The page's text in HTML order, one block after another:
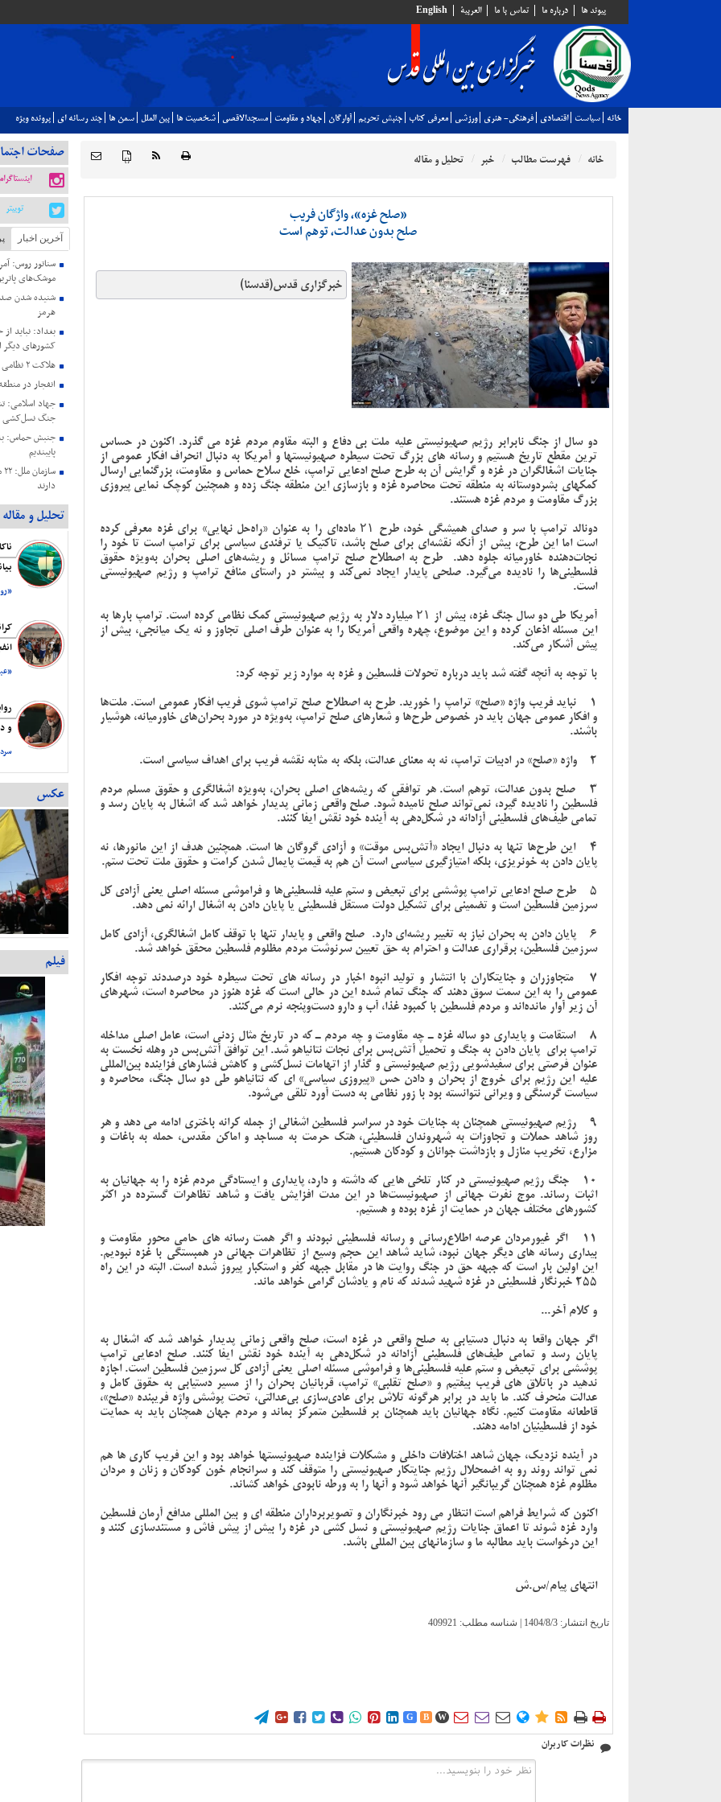
پيوند ها درباره ما تماس با ما العربية English
خانه سياست اقتصادي فرهنگي- هنري ورزشي معرفي كتاب جنبش تحريم آوارگان جهاد و مقاومت مسجدالاقصي شخصيت ها بين الملل سمن ها چند رسانه اي پرونده ويژه
{ } خانه فهرست مطالب خبر تحلیل و مقاله
«صلح غزه»، واژگان فریب
صلح بدون عدالت، توهم است
خبرگزاری قدس(قدسنا)
دو سال از جنگ نابرابر رژیم صهیونیستی علیه ملت بی دفاع و البته مقاوم مردم غزه می گذرد. اکنون در حساس
ترین مقطع تاریخ هستیم و رسانه های بزرگ تحت سیطره صهیونیستها و آمریکا به دنبال انحراف افکار عمومی از
جنایات اشغالگران در غزه و گرایش آن به طرح صلح ادعایی ترامپ، خلع سلاح حماس و مقاومت، بزرگنمایی ارسال
کمکهای بشردوستانه به منطقه تحت محاصره غزه و بازسازی این منطقه جنگ زده و همچنین کوچک نمایی پیروزی
بزرگ مقاومت و مردم غزه هستند.
دونالد ترامپ با سر و صدای همیشگی خود، طرح ۲۱ ماده‌ای را به عنوان «راه‌حل نهایی» برای غزه معرفی کرده
است اما این طرح، بیش از آنکه نقشه‌ای برای صلح باشد، تاکتیک یا ترفندی سیاسی برای ترامپ است تا خود را
نجات‌دهنده خاورمیانه جلوه دهد. طرح به اصطلاح صلح ترامپ مسائل و ریشه‌های اصلی بحران به‌ویژه حقوق
فلسطینی‌ها را نادیده می‌گیرد. صلحی پایدار ایجاد نمی‌کند و بیشتر در راستای منافع ترامپ و رژیم صهیونیستی
است.
آمریکا طی دو سال جنگ غزه، بیش از ۲۱ میلیارد دلار به رژیم صهیونیستی کمک نظامی کرده است. ترامپ بارها به
این مسئله اذعان کرده و این موضوع، چهره واقعی آمریکا را به عنوان طرف اصلی تجاوز و نه یک میانجی، بیش از
پیش آشکار می‌کند.
با توجه به آنچه گفته شد باید درباره تحولات فلسطین و غزه به موارد زیر توجه کرد:
1- نباید فریب واژه «صلح» ترامپ را خورید. طرح به اصطلاح صلح ترامپ شوی فریب افکار عمومی است. ملت‌ها
و افکار عمومی جهان باید در خصوص طرح‌ها و شعارهای صلح ترامپ، به‌ویژه در مورد بحران‌های خاورمیانه، هوشیار
باشند.
2- واژه «صلح» در ادبیات ترامپ، نه به معنای عدالت، بلکه به مثابه نقشه فریب برای اهداف سیاسی است.
3 - صلح بدون عدالت، توهم است. هر توافقی که ریشه‌های اصلی بحران، به‌ویژه اشغالگری و حقوق مسلم مردم
فلسطین را نادیده گیرد، نمی‌تواند صلح نامیده شود. صلح واقعی زمانی پدیدار خواهد شد که اشغال به پایان رسد و
تمامی طیف‌های فلسطینی آزادانه در شکل‌دهی به آینده خود نقش ایفا کنند.
4 - این طرح‌ها تنها به دنبال ایجاد «آتش‌بس موقت» و آزادی گروگان ها است. همچنین هدف از این مانورها، نه
پایان دادن به خونریزی، بلکه امتیازگیری سیاسی است آن هم به قیمت پایمال شدن کرامت و حقوق ملت‌ تحت ستم.
5 - طرح صلح ادعایی ترامپ پوششی برای تبعیض و ستم علیه فلسطینی‌ها و فراموشی مسئله اصلی یعنی آزادی کل
سرزمین فلسطین است و تضمینی برای تشکیل دولت مستقل فلسطینی یا پایان دادن به اشغال ارائه نمی دهد.
6 - پایان دادن به بحران نیاز به تغییر ریشه‌ای دارد. صلح واقعی و پایدار تنها با توقف کامل اشغالگری، آزادی کامل
سرزمین فلسطین، برقراری عدالت و احترام به حق تعیین سرنوشت مردم مظلوم فلسطین محقق خواهد شد.
7 - متجاوزران و جنایتکاران با انتشار و تولید انبوه اخبار در رسانه های تحت سیطره خود درصددند توجه افکار
عمومی را به این سمت سوق دهند که جنگ تمام شده این در حالی است که غزه هنوز در محاصره است، شهرهای
آن زیر آوار مانده‌اند و مردم فلسطین با کمبود غذا، آب و دارو دست‌وپنجه نرم می‌کنند.
8 - استقامت و پایداری دو ساله غزه ـ چه مقاومت و چه مردم ـ که در تاریخ مثال زدنی است، عامل اصلی مداخله
ترامپ برای پایان دادن به جنگ و تحمیل آتش‌بس برای نجات نتانیاهو شد. این توافق آتش‌بس در وهله نخست به
عنوان فرصتی برای سفیدشویی رژیم صهیونیستی و گذار از اتهامات نسل‌کشی و کاهش فشارهای فزاینده بین‌المللی
علیه این رژیم برای خروج از بحران و دادن حس «پیروزی سیاسی» ‌ای که نتانیاهو طی دو سال جنگ، محاصره و
سیاست گرسنگی و ویرانی نتوانسته بود با زور نظامی به دست آورد تلقی می‌شود.
9 - رژیم صهیونیستی همچنان به جنایات خود در سراسر فلسطین اشغالی از جمله کرانه باختری ادامه می دهد و هر
روز شاهد حملات و تجاوزات به شهروندان فلسطینی، هتک حرمت به مساجد و اماکن مقدس، حمله به باغات و
مزارع، تخریب منازل و بازداشت جوانان و کودکان هستیم.
10 - جنگ رژیم صهیونیستی در کنار تلخی هایی که داشته و دارد، پایداری و ایستادگی مردم غزه را به جهانیان به
اثبات رساند. موج نفرت جهانی از صهیونیست‌ها در این مدت افزایش یافت و شاهد تظاهرات گسترده در اکثر
کشورهای مختلف جهان در حمایت از غزه بوده و هستیم.
11 - اگر غیورمردان عرصه اطلاع‌رسانی و رسانه‌ فلسطینی نبودند و اگر همت رسانه های حامی محور مقاومت و
بیداری رسانه های دیگر جهان نبود، شاید شاهد این حجم وسیع از تظاهرات جهانی در همبستگی با غزه نبودیم.
این اولین بار است که جبهه حق در جنگ روایت ها در مقابل جبهه کفر و استکبار پیروز شده است. البته در این راه
255 خبرنگار فلسطینی در غزه شهید شدند که نام و یادشان گرامی خواهد ماند.
و کلام آخر...
اگر جهان واقعا به دنبال دستیابی به صلح واقعی در غزه است، صلح واقعی زمانی پدیدار خواهد شد که اشغال به
پایان رسد و تمامی طیف‌های فلسطینی آزادانه در شکل‌دهی به آینده خود نقش ایفا کنند. صلح ادعایی ترامپ
پوششی برای تبعیض و ستم علیه فلسطینی‌ها و فراموشی مسئله اصلی یعنی آزادی کل سرزمین فلسطین است. اجازه
ندهید در باتلاق های فریب بیفتیم و «صلح تقلبی» ترامپ، قربانیان بحران را از مسیر دستیابی به حقوق کامل و
عدالت منحرف کند. ما باید در برابر هرگونه تلاش برای عادی‌سازی بی‌عدالتی، تحت پوشش واژه فریبنده «صلح»،
قاطعانه مقاومت کنیم. نگاه جهانیان باید همچنان بر فلسطین متمرکز بماند و مردم جهان همچنان باید به حمایت
خود از فلسطینیان ادامه دهند.
در آینده نزدیک، جهان شاهد اختلافات داخلی و مشکلات فزاینده صهیونیستها خواهد بود و این فریب کاری ها هم
نمی تواند روند رو به اضمحلال رژیم جنایتکار صهیونیستی را متوقف کند و سرانجام خون کودکان و زنان و مردان
مظلوم غزه همچنان گریبانگیر آنها خواهد شود و آنها را به ورطه نابودی خواهد کشاند.
اکنون که شرایط فراهم است انتظار می رود خبرنگاران و تصویربرداران منطقه ای و بین المللی مدافع آرمان فلسطین
وارد غزه شوند تا اعماق جنایات رژیم صهیونیستی و نسل کشی در غزه را بیش از پیش فاش و مستندسازی کنند و
این درخواست باید مطالبه ما و سازمانهای بین المللی باشد.
انتهای پیام/س.ش
تاریخ انتشار:1404/8/3 | شناسه مطلب: 409921
        G B W        
نظرات کاربران
صفحات
اینستاگرام
توییتر
آخرین اخبار
سناتور روس:
موشک‌های
شنیده شدن
هرمز
بغداد: نباید
کشورهای دیگر
هلاکت ۲ نظامی صهیونیستی در جنوب لبنان
انفجار در
جنگ نسل‌کشی
جنبش حماس:
پایبندیم
دارند
حمایت هیئت
عزتمندانه مقام
بیانیه کمیته
فلسطین ریاست
شهادت هنیه
رسانه
بیانیه اتحادیه
اشغالگری به
هنیه
تحلیل و مقاله
و
عکس
فیلم